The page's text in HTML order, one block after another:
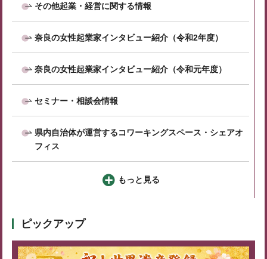
その他起業・経営に関する情報
奈良の女性起業家インタビュー紹介（令和2年度）
奈良の女性起業家インタビュー紹介（令和元年度）
セミナー・相談会情報
県内自治体が運営するコワーキングスペース・シェアオ
フィス
もっと見る
ピックアップ